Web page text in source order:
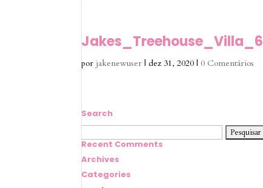
Jakes_Treehouse_Villa_6
por jakenewuser |dez 31, 2020 |0 Comentários
Search
Pesquisar
por:
Recent Comments
Archives
Categories